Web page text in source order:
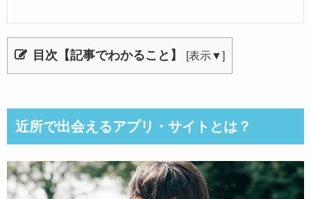
目次【記事でわかること】 [表示▼]
近所で出会えるアプリ・サイトとは？